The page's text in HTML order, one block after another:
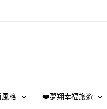
格 ❤️夢翔幸福旅遊